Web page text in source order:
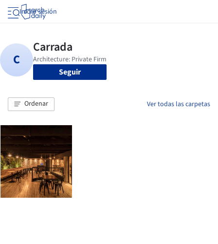
Iniciar sesión
Seguir
Ordenar Ver todas las carpetas